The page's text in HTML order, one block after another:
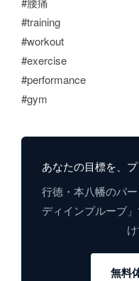
#training
#workout
#exercise
#performance
#gym
あなたの目標を、
行徳・本八幡のパ
ディインプルーブ
無料